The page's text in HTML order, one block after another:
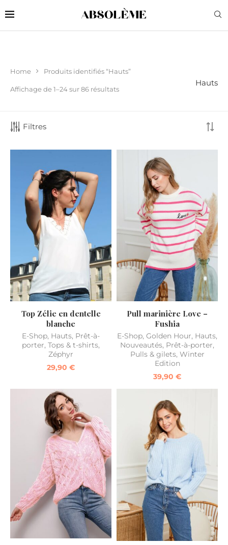
Home Produits identifiés “Hauts”
Affichage de 1–24 sur 86 résultats
Hauts
Filtres
Top Zélie en dentelle
blanche
E-Shop, Hauts, Prêt-à-
porter, Tops & t-shirts,
Zéphyr
29,90 €
Pull marinière Love –
Fushia
E-Shop, Golden Hour, Hauts,
Nouveautés, Prêt-à-porter,
Pulls & gilets, Winter
Edition
39,90 €